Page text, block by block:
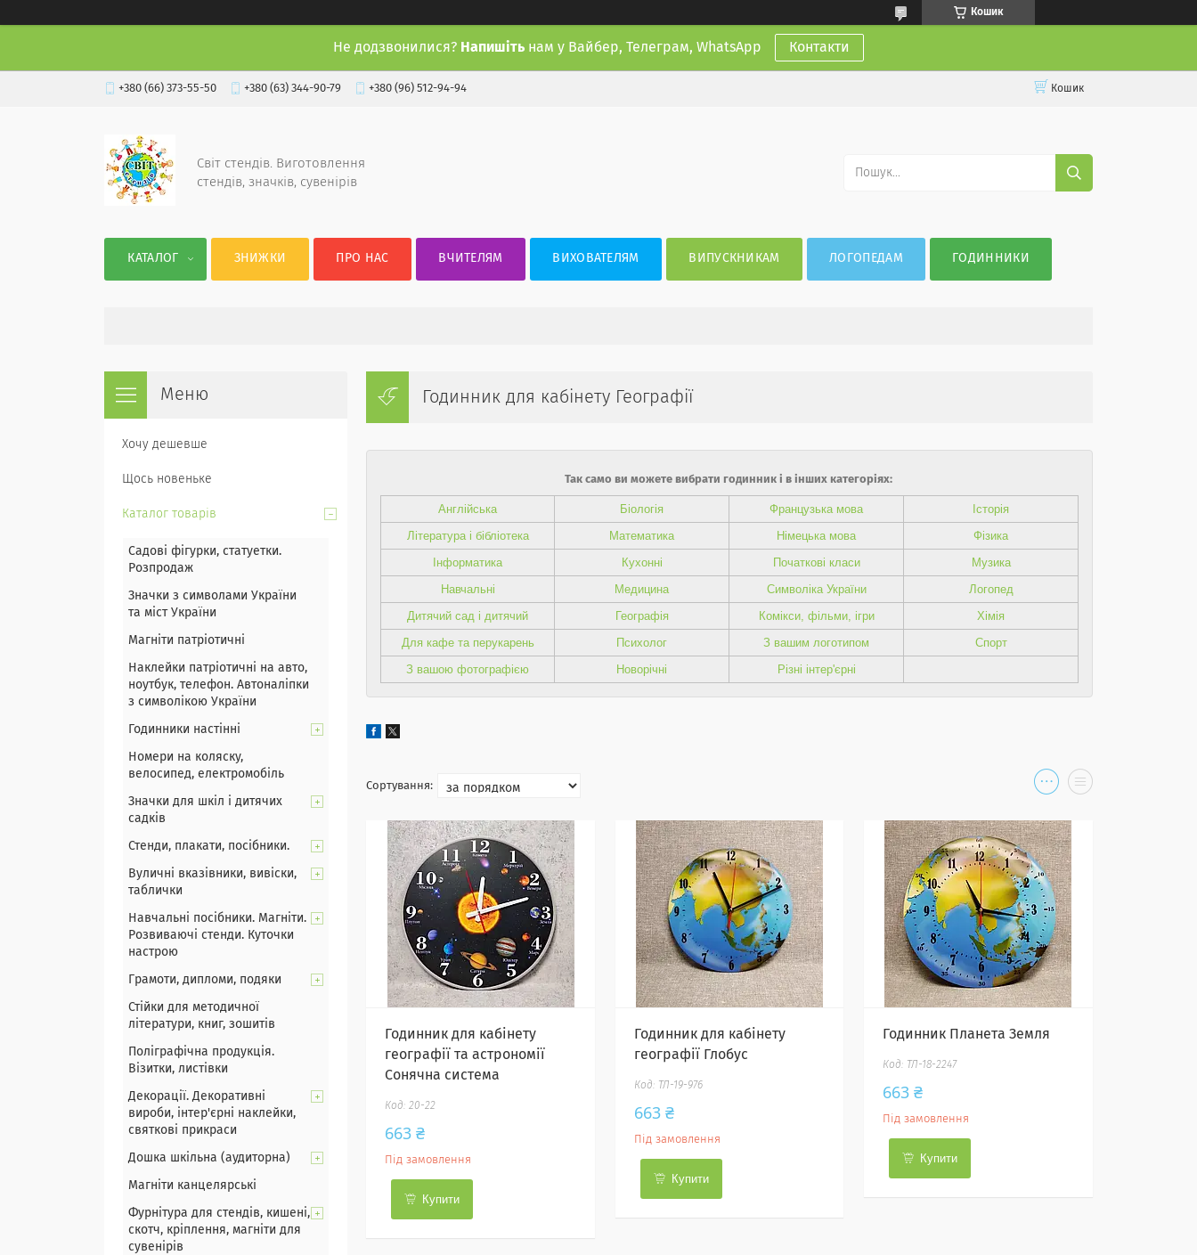
Кошик
Не додзвонилися? Напишіть нам у Вайбер, Телеграм, WhatsApp Контакти
+380 (66) 373-55-50 +380 (63) 344-90-79 +380 (96) 512-94-94 Кошик
Світ стендів. Виготовлення
стендів, значків, сувенірів
КАТАЛОГ ЗНИЖКИ ПРО НАС ВЧИТЕЛЯМ ВИХОВАТЕЛЯМ ВИПУСКНИКАМ ЛОГОПЕДАМ ГОДИННИКИ
Годинник для кабінету Географії
Так само ви можете вибрати годинник і в інших категоріях:
Англійська Біологія Французька мова
Історія
Література і бібліотека
Математика Німецька мова
Фізика
Інформатика
Кухонні Початкові класи
Музика
Навчальні
Медицина Символіка України
Логопед
Дитячий сад і дитячий
Географія Комікси, фільми, ігри
Хімія
Для кафе та перукарень
Психолог З вашим логотипом
Спорт
З вашою фотографією
Новорічні Різні інтер'єрні
Годинник для кабінету
географії та астрономії
Сонячна система
20-22
663 ₴
Під замовлення
Купити
Годинник для кабінету
географії Глобус
ТЛ-19-976
663 ₴
Під замовлення
Купити
Годинник Планета Земля
ТЛ-18-2247
663 ₴
Під замовлення
Купити
Хочу дешевше
Щось новеньке
Каталог товарів
Садові фігурки, статуетки.
Розпродаж
Значки з символами України
та міст України
Магніти патріотичні
Наклейки патріотичні на авто,
ноутбук, телефон. Автоналіпки
з символікою України
Годинники настінні
Номери на коляску,
велосипед, електромобіль
Значки для шкіл і дитячих
садків
Стенди, плакати, посібники.
Вуличні вказівники, вивіски,
таблички
Навчальні посібники. Магніти.
Розвиваючі стенди. Куточки
настрою
Грамоти, дипломи, подяки
Стійки для методичної
літератури, книг, зошитів
Поліграфічна продукція.
Візитки, листівки
Декорації. Декоративні
вироби, інтер'єрні наклейки,
святкові прикраси
Дошка шкільна (аудиторна)
Магніти канцелярські
Фурнітура для стендів, кишені,
скотч, кріплення, магніти для
сувенірів